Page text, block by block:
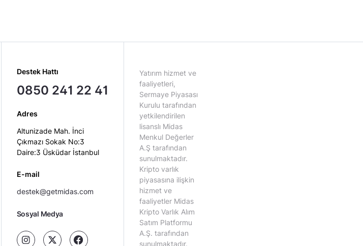
Destek Hattı
0850 241 22 41
Adres
Altunizade Mah. İnci
Çıkmazı Sokak No:3
Daire:3 Üsküdar İstanbul
E-mail
destek@getmidas.com
Sosyal Medya
Yatırım hizmet ve
faaliyetleri,
Sermaye Piyasası
Kurulu tarafından
yetkilendirilen
lisanslı Midas
Menkul Değerler
A.Ş tarafından
sunulmaktadır.
Kripto varlık
piyasasına ilişkin
hizmet ve
faaliyetler Midas
Kripto Varlık Alım
Satım Platformu
A.Ş. tarafından
sunulmaktadır.